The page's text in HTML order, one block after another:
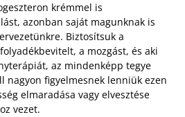
krémmel is
azonban saját magunknak is
Biztosítsuk a
a mozgást, és aki
az mindenképp tegye
nagyon figyelmesnek lenniük ezen
elmaradása vagy elvesztése
vezet.